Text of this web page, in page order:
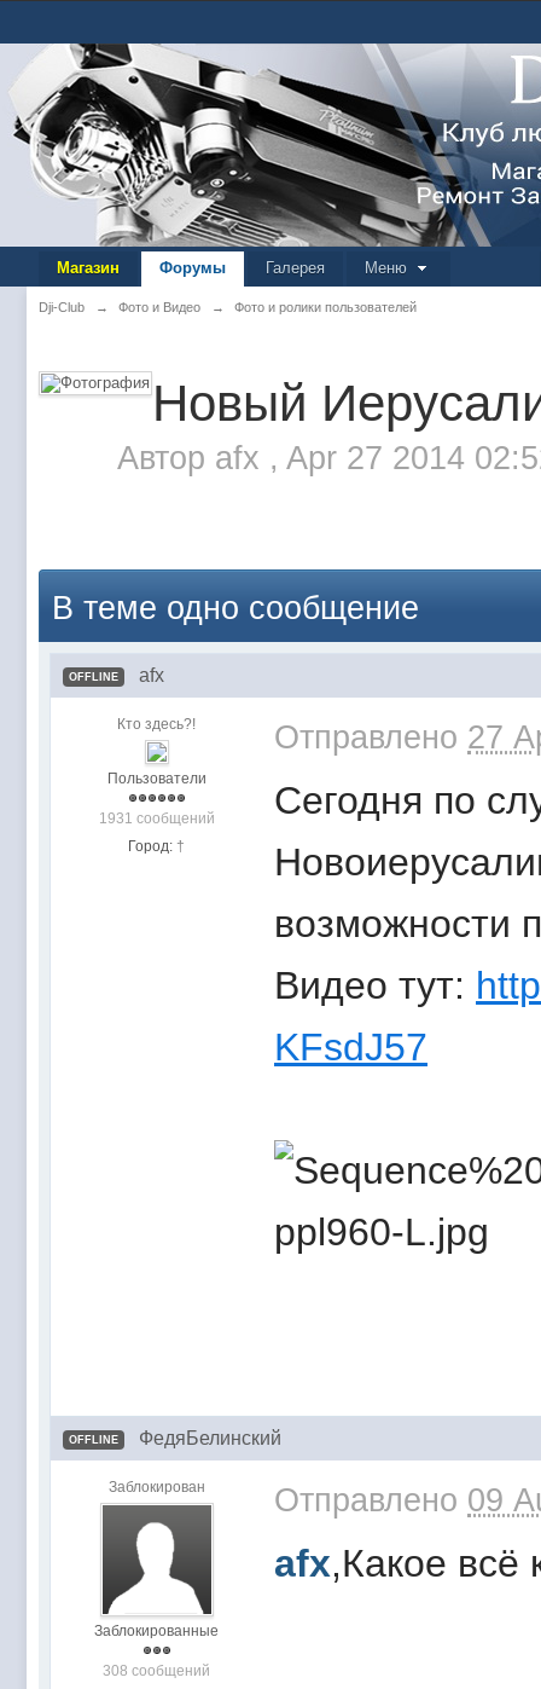
Магазин Форумы Галерея Меню
Dji-Club → Фото и Видео → Фото и ролики пользователей
Новый
Автор afx , Apr 27 2014
В теме одно сообщение
OFFLINE afx
Кто здесь?!
Пользователи
1931 сообщений
Город: †
Отправлено 27
Сегодня по
возможности
Видео тут:
KFsdJ57
OFFLINE ФедяБелинский
Заблокирован
Заблокированные
308 сообщений
Отправлено 09
afx,Какое всё